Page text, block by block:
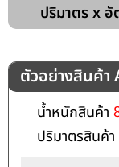
ปริมาตร x อั
ตัวอย่างสินค้า
น้ำหนักสินค้า
ปริมาตรสินค้า